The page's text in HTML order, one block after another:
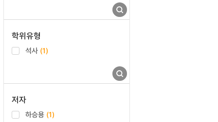
학위유형
석사 (1)
저자
하승용 (1)